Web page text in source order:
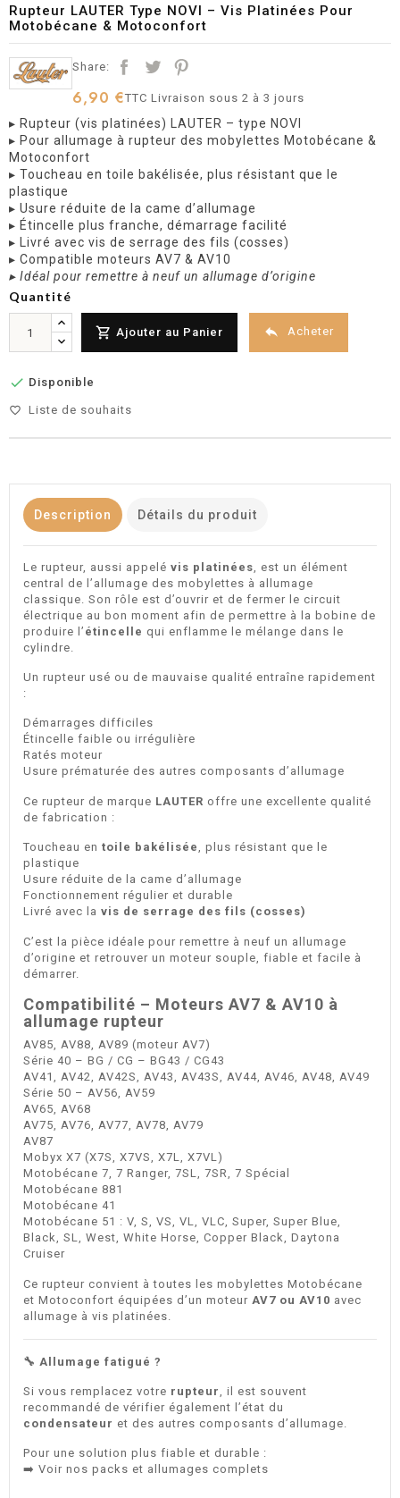
Rupteur LAUTER Type NOVI – Vis Platinées Pour
Motobécane & Motoconfort
Share:
6,90 €TTCLivraison sous 2 à 3 jours
▸ Rupteur (vis platinées) LAUTER – type NOVI
▸ Pour allumage à rupteur des mobylettes Motobécane &
Motoconfort
▸ Toucheau en toile bakélisée, plus résistant que le
plastique
▸ Usure réduite de la came d’allumage
▸ Étincelle plus franche, démarrage facilité
▸ Livré avec vis de serrage des fils (cosses)
▸ Compatible moteurs AV7 & AV10
▸ Idéal pour remettre à neuf un allumage d’origine
Quantité
 Ajouter au Panier  Acheter
 Disponible
favorite_border Liste de souhaits
Description Détails du produit
Le rupteur, aussi appelé vis platinées , est un élément
central de l’allumage des mobylettes à allumage
classique. Son rôle est d’ouvrir et de fermer le circuit
électrique au bon moment afin de permettre à la bobine de
produire l’ étincelle qui enflamme le mélange dans le
cylindre.
Un rupteur usé ou de mauvaise qualité entraîne rapidement
:
Démarrages difficiles
Étincelle faible ou irrégulière
Ratés moteur
Usure prématurée des autres composants d’allumage
Ce rupteur de marque LAUTER offre une excellente qualité
de fabrication :
Toucheau en toile bakélisée
, plus résistant que le
plastique
Usure réduite de la came d’allumage
Fonctionnement régulier et durable
Livré avec la vis de serrage des fils (cosses)
C’est la pièce idéale pour remettre à neuf un allumage
d’origine et retrouver un moteur souple, fiable et facile à
démarrer.
Compatibilité – Moteurs AV7 & AV10 à
allumage rupteur
AV85, AV88, AV89 (moteur AV7)
Série 40 – BG / CG – BG43 / CG43
AV41, AV42, AV42S, AV43, AV43S, AV44, AV46, AV48, AV49
Série 50 – AV56, AV59
AV65, AV68
AV75, AV76, AV77, AV78, AV79
AV87
Mobyx X7 (X7S, X7VS, X7L, X7VL)
Motobécane 7, 7 Ranger, 7SL, 7SR, 7 Spécial
Motobécane 881
Motobécane 41
Motobécane 51 : V, S, VS, VL, VLC, Super, Super Blue,
Black, SL, West, White Horse, Copper Black, Daytona
Cruiser
Ce rupteur convient à toutes les mobylettes Motobécane
et Motoconfort équipées d’un moteur AV7 ou AV10 avec
allumage à vis platinées.
🔧 Allumage fatigué ?
Si vous remplacez votre rupteur
, il est souvent
recommandé de vérifier également l’état du
condensateur et des autres composants d’allumage.
Pour une solution plus fiable et durable :
➡️ Voir nos packs et allumages complets